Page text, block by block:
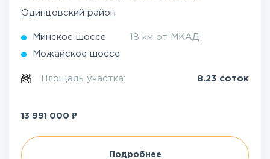
Одинцовский район
Минское шоссе 18 км от МКАД
Можайское шоссе
Площадь участка: 8.23 соток
13 991 000 ₽
Подробнее